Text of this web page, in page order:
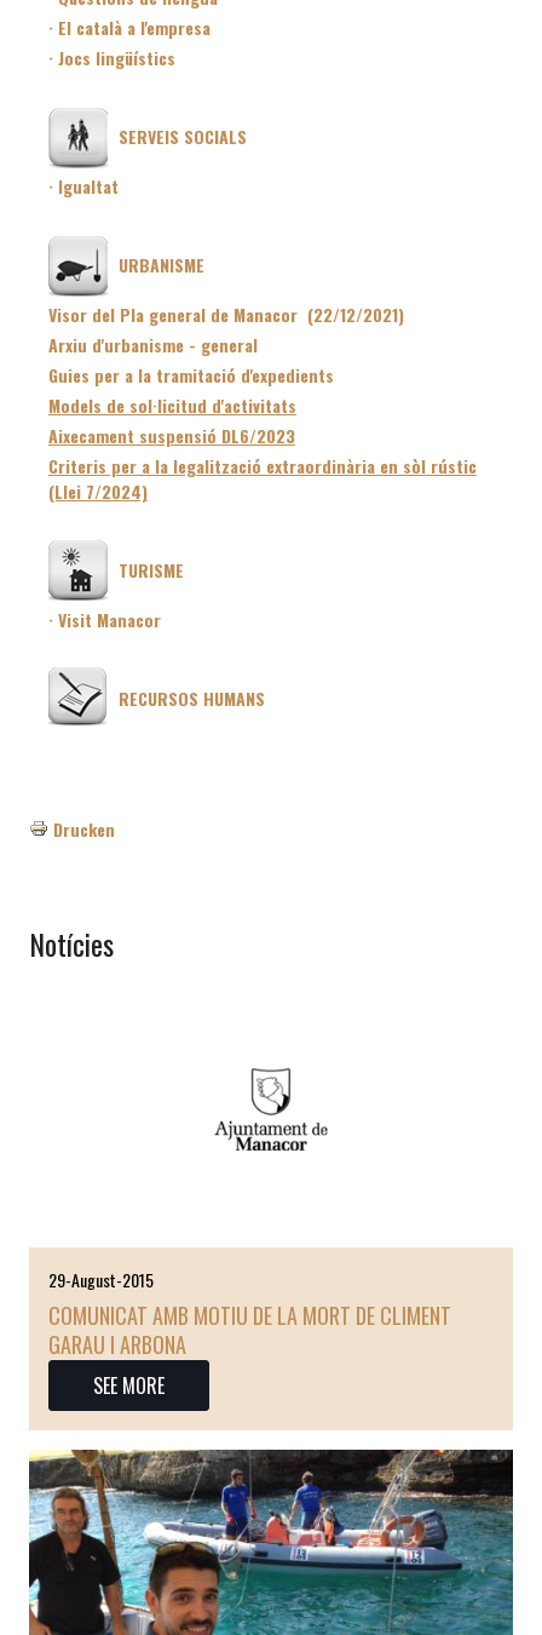
· El català a l'empresa
· Jocs lingüístics
SERVEIS SOCIALS
· Igualtat
URBANISME
Visor del Pla general de Manacor (22/12/2021)
Arxiu d'urbanisme - general
Guies per a la tramitació d'expedients
Models de sol·licitud d'activitats
Aixecament suspensió DL6/2023
Criteris per a la legalització extraordinària en sòl rústic
(Llei 7/2024)
TURISME
· Visit Manacor
RECURSOS HUMANS
Drucken
Notícies
29-August-2015
COMUNICAT AMB MOTIU DE LA MORT DE CLIMENT
GARAU I ARBONA
SEE MORE